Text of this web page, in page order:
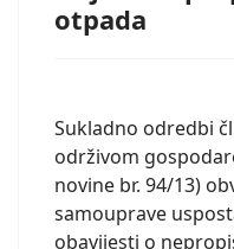
otpada
Sukladno odredbi
održivom
novine br. 94/13)
samouprave
obavijesti o